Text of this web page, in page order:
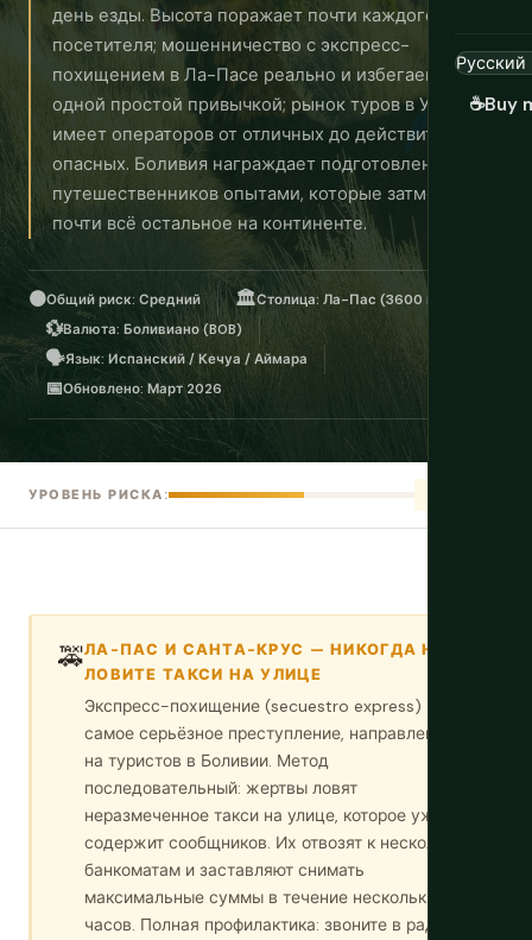
☕Buy
день езды. Высота поражает почти каждого
посетителя; мошенничество с экспресс-
похищением в Ла-Пасе реально и избегаемо
одной простой привычкой; рынок туров в Уюни
имеет операторов от отличных до действительно
опасных. Боливия награждает подготовленных
путешественников опытами, которые затмевают
почти всё остальное на континенте.
🟠Общий риск: Средний 🏛️Столица: Ла-Пас (3600 м)
💱Валюта: Боливиано (BOB)
🗣️Язык: Испанский / Кечуа / Аймара
📅Обновлено: Март 2026
УРОВЕНЬ РИСКА:
🚕ЛА-ПАС И САНТА-КРУС — НИКОГДА НЕ
ЛОВИТЕ ТАКСИ НА УЛИЦЕ
Экспресс-похищение (secuestro express) —
самое серьёзное преступление, направленное
на туристов в Боливии. Метод
последовательный: жертвы ловят
неразмеченное такси на улице, которое уже
содержит сообщников. Их отвозят к нескольким
банкоматам и заставляют снимать
максимальные суммы в течение нескольких
часов. Полная профилактика: звоните в радио-